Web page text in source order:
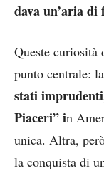
dava un’aria di
Queste curiosità
punto centrale:
stati
Piaceri” in
unica. Altra,
la conquista di